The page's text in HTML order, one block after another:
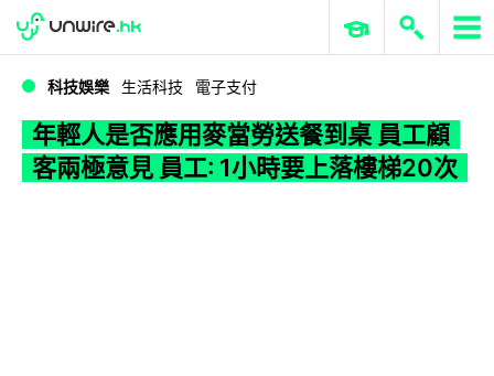
WWDC 2026 ERP 與商業 AI
科技娛樂 生活科技 電子支付
年輕人是否應用麥當勞送餐到桌 員工顧
客兩極意見 員工: 1小時要上落樓梯20次